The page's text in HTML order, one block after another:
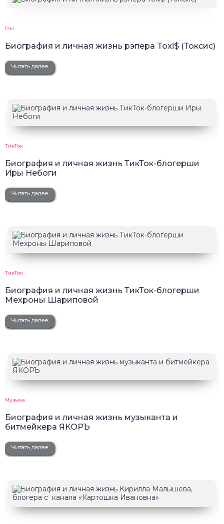
Рэп
Биография и личная жизнь рэпера Toxi$ (Токсис)
Читать далее
ТикТок
Биография и личная жизнь ТикТок-блогерши
Иры Небоги
Читать далее
ТикТок
Биография и личная жизнь ТикТок-блогерши
Мехроны Шариповой
Читать далее
Музыка
Биография и личная жизнь музыканта и
битмейкера ЯКОРЪ
Читать далее